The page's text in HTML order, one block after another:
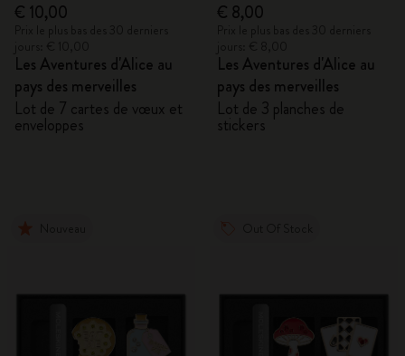
€ 10,00
Les Aventures d'Alice au
pays des merveilles
Lot de 7 cartes de vœux et
enveloppes
€ 8,00
Les Aventures d'Alice au
pays des merveilles
Lot de 3 planches de
stickers